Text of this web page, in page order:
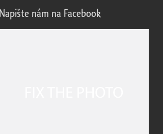
Napište nám na Facebook